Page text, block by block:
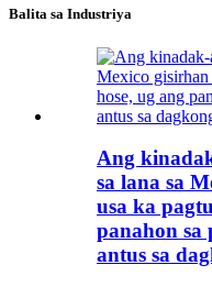
Balita sa Industriya
Ang
sa lana sa
usa ka
panahon sa
antus sa